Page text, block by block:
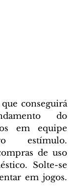
conseguirá
do
em equipe
estímulo.
de uso
Solte-se
em jogos.